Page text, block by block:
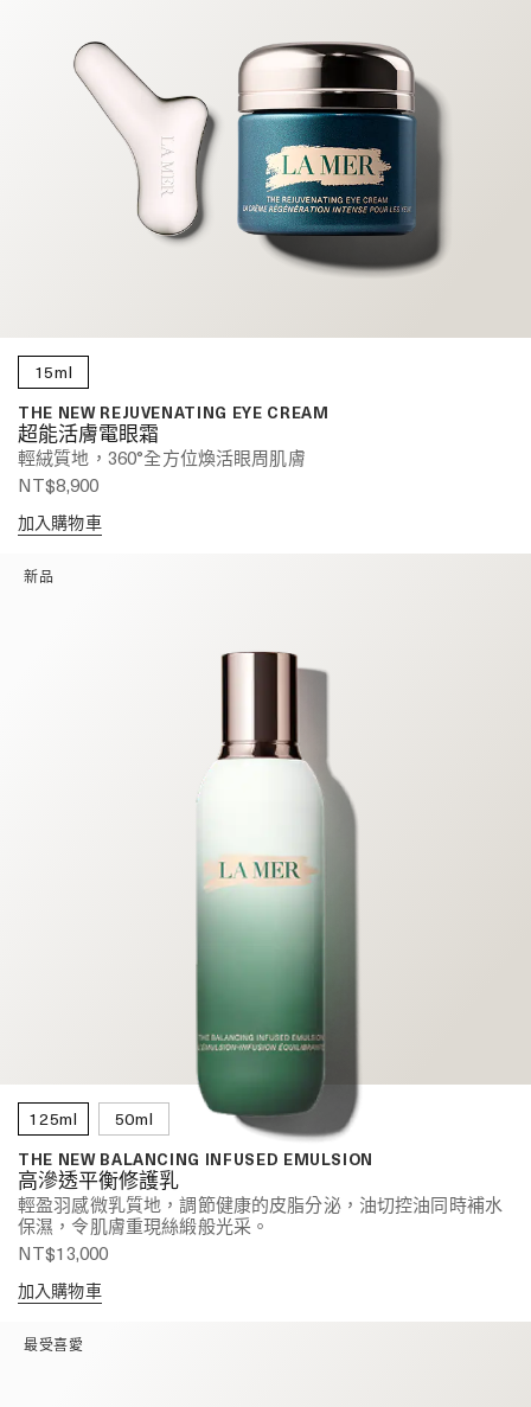
15ml
THE NEW REJUVENATING EYE CREAM
超能活膚電眼霜
輕絨質地，360°全方位煥活眼周肌膚
NT$8,900
加入購物車
新品
125ml 50ml
THE NEW BALANCING INFUSED EMULSION
高滲透平衡修護乳
輕盈羽感微乳質地，調節健康的皮脂分泌，油切控油同時補水
保濕，令肌膚重現絲緞般光采。
NT$13,000
加入購物車
最受喜愛